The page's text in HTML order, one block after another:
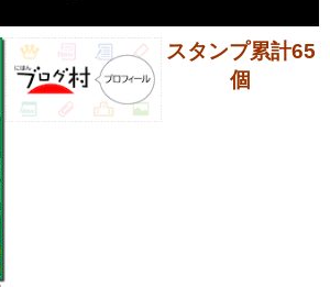
スタンプ累計65
個